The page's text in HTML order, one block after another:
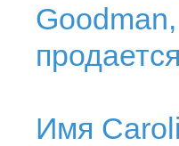
Имя